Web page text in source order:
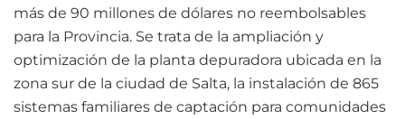
más de 90 millones de dólares no reembolsables
para la Provincia. Se trata de la ampliación y
optimización de la planta depuradora ubicada en la
zona sur de la ciudad de Salta, la instalación de 865
sistemas familiares de captación para comunidades